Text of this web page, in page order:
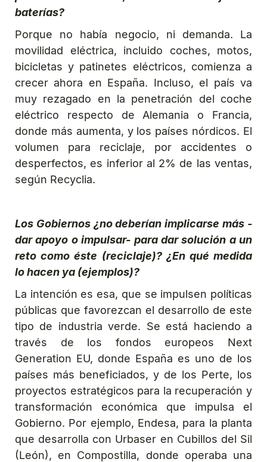
baterías?
Porque no había negocio, ni demanda. La
movilidad eléctrica, incluido coches, motos,
bicicletas y patinetes eléctricos, comienza a
crecer ahora en España. Incluso, el país va
muy rezagado en la penetración del coche
eléctrico respecto de Alemania o Francia,
donde más aumenta, y los países nórdicos. El
volumen para reciclaje, por accidentes o
desperfectos, es inferior al 2% de las ventas,
según Recyclia.
Los Gobiernos ¿no deberían implicarse más -
dar apoyo o impulsar- para dar solución a un
reto como éste (reciclaje)? ¿En qué medida
lo hacen ya (ejemplos)?
La intención es esa, que se impulsen políticas
públicas que favorezcan el desarrollo de este
tipo de industria verde. Se está haciendo a
través de los fondos europeos Next
Generation EU, donde España es uno de los
países más beneficiados, y de los Perte, los
proyectos estratégicos para la recuperación y
transformación económica que impulsa el
Gobierno. Por ejemplo, Endesa, para la planta
que desarrolla con Urbaser en Cubillos del Sil
(León), en Compostilla, donde operaba una